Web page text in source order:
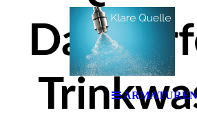
ARMATUREN
Das